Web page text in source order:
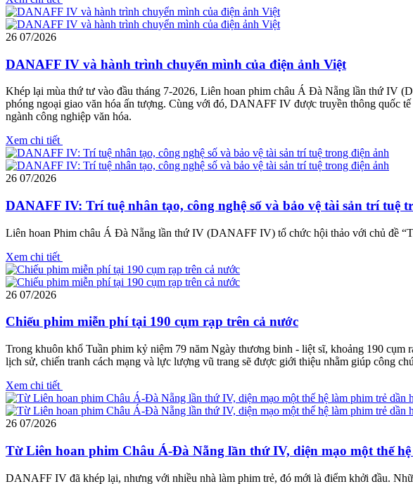
26 07/2026
DANAFF IV và hành trình chuyển mình của điện ảnh Việt
Khép lại mùa thứ tư vào đầu tháng 7-2026, Liên hoan phim châu Á Đà Nẵng lần thứ IV
phóng ngoại giao văn hóa ấn tượng. Cùng với đó, DANAFF IV được truyền thông quốc
ngành công nghiệp văn hóa.
Xem chi tiết
26 07/2026
DANAFF IV: Trí tuệ nhân tạo, công nghệ số và bảo vệ tài sản trí tuệ
Liên hoan Phim châu Á Đà Nẵng lần thứ IV (DANAFF IV) tổ chức hội thảo với chủ đề
Xem chi tiết
26 07/2026
Chiếu phim miễn phí tại 190 cụm rạp trên cả nước
Trong khuôn khổ Tuần phim kỷ niệm 79 năm Ngày thương binh - liệt sĩ, khoảng 190 cụm
lịch sử, chiến tranh cách mạng và lực lượng vũ trang sẽ được giới thiệu nhằm giúp công
Xem chi tiết
26 07/2026
Từ Liên hoan phim Châu Á-Đà Nẵng lần thứ IV, diện mạo một thế
DANAFF IV đã khép lại, nhưng với nhiều nhà làm phim trẻ, đó mới là điểm khởi đầu.